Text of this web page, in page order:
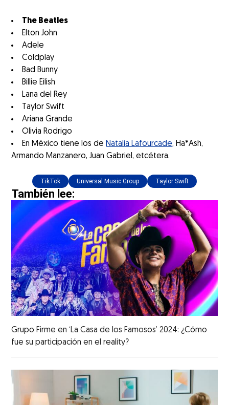
The Beatles
Elton John
Adele
Coldplay
Bad Bunny
Billie Eilish
Lana del Rey
Taylor Swift
Ariana Grande
Olivia Rodrigo
En México tiene los de Natalia Lafourcade, Ha*Ash,
Armando Manzanero, Juan Gabriel, etcétera.
TikTok Universal Music Group Taylor Swift
También lee:
Grupo Firme en ‘La Casa de los Famosos’ 2024: ¿Cómo
fue su participación en el reality?